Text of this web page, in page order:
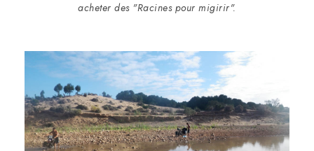
acheter des "Racines pour migirir".